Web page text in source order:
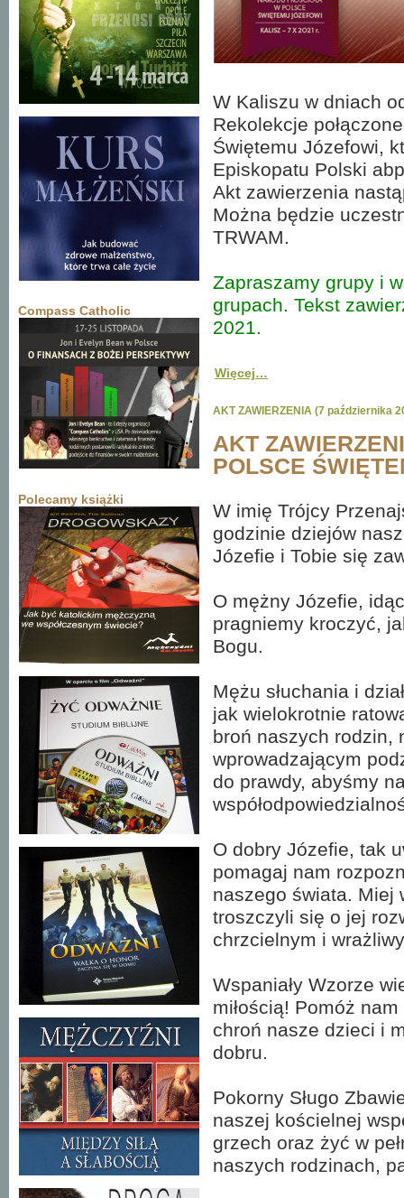
Compass Catholic
Polecamy książki
W Kaliszu w dniach
Rekolekcje
Świętemu Józefowi,
Episkopatu Polski
Akt zawierzenia
Można będzie
TRWAM.
Zapraszamy grupy i
grupach. Tekst
2021.
Więcej…
AKT ZAWIERZENIA (7 października
AKT
POLSCE
W imię Trójcy
godzinie dziejów
Józefie i Tobie się
O mężny Józefie,
pragniemy kroczyć,
Bogu.
Mężu słuchania i
jak wielokrotnie
broń naszych rodzin,
wprowadzającym
do prawdy, abyśmy
O dobry Józefie, tak
pomagaj nam
naszego świata. Miej
troszczyli się o jej
chrzcielnym i
Wspaniały Wzorze
miłością! Pomóż
chroń nasze dzieci i
dobru.
Pokorny Sługo
naszej kościelnej
grzech oraz żyć w
naszych rodzinach,